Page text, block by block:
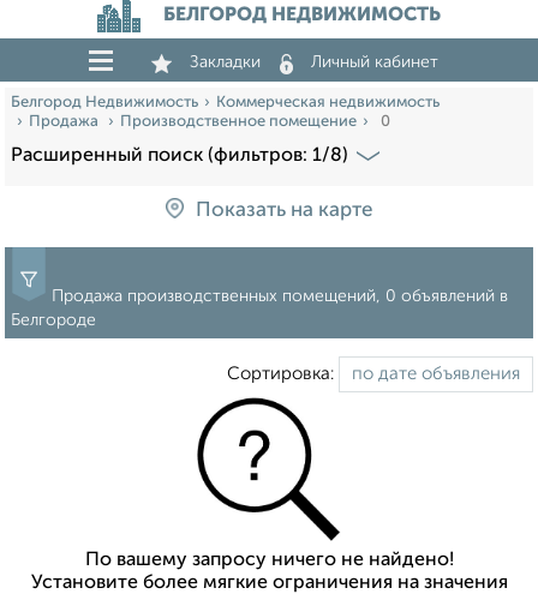
БЕЛГОРОД НЕДВИЖИМОСТЬ
Закладки Личный кабинет
Белгород Недвижимость
Коммерческая недвижимость
Продажа
Производственное помещение 0
Расширенный поиск (фильтров: 1/8)
Показать на карте
Продажа производственных помещений, 0 объявлений в
Белгороде
Сортировка:
По вашему запросу ничего не найдено!
Установите более мягкие ограничения на значения